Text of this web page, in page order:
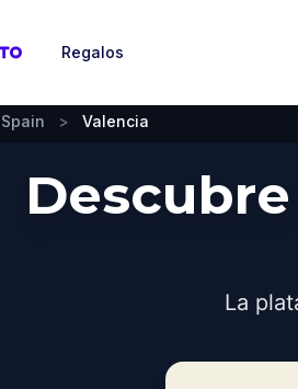
Regalos
Spain > Valencia
La